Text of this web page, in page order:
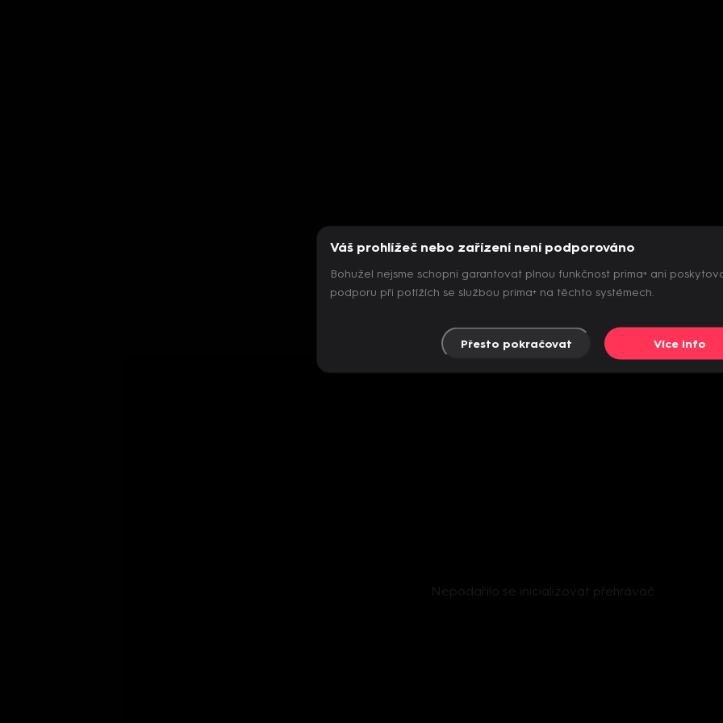
Nepodařilo se inicializovat přehrávač
Váš prohlížeč nebo zařízení není podporováno
Bohužel nejsme schopni garantovat plnou funkčnost prima+ ani
podporu při potížích se službou prima+ na těchto systémech.
Přesto pokračovat Více info